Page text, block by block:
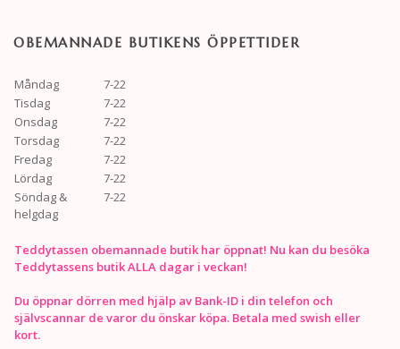
OBEMANNADE BUTIKENS ÖPPETTIDER
Måndag
7-22
Tisdag
7-22
Onsdag
7-22
Torsdag
7-22
Fredag
7-22
Lördag
7-22
Söndag &
helgdag
7-22
Teddytassen obemannade butik har öppnat! Nu kan du besöka
Teddytassens butik ALLA dagar i veckan!
Du öppnar dörren med hjälp av Bank-ID i din telefon och
självscannar de varor du önskar köpa. Betala med swish eller
kort.